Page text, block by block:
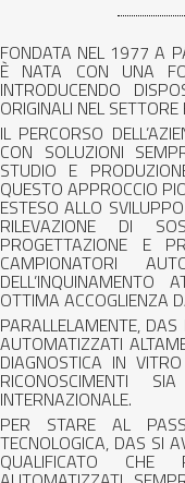
FONDATA NEL 1977 A
È NATA CON UNA
INTRODUCENDO
ORIGINALI NEL
IL PERCORSO
CON SOLUZIONI
STUDIO E
QUESTO APPROCCIO
ESTESO ALLO
RILEVAZIONE DI
PROGETTAZIONE E
CAMPIONATORI
DELL’INQUINAMENTO
OTTIMA ACCOGLIENZA
PARALLELAMENTE,
AUTOMATIZZATI
DIAGNOSTICA IN
RICONOSCIMENTI
INTERNAZIONALE.
PER STARE AL
TECNOLOGICA, DAS SI
QUALIFICATO CHE